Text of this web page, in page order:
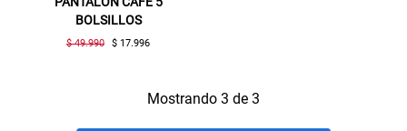
BOLSILLOS
$ 49.990 $ 17.996
Mostrando 3 de 3
Gracias por inscribirte!
compra. Valido por 72 hrs.